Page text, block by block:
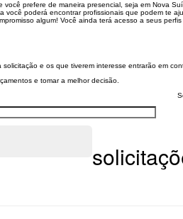
prefere de maneira presencial, seja em Nova
você poderá encontrar profissionais que podem te
algum! Você ainda terá acesso a seus
e os que tiverem interesse entrarão em
e tomar a melhor decisão.